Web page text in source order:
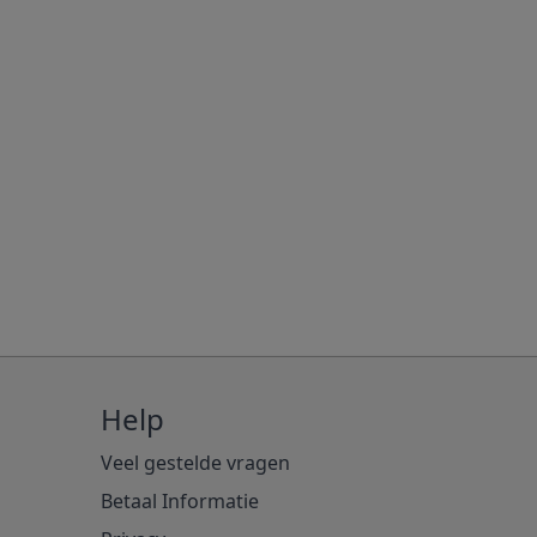
Help
Veel gestelde vragen
Betaal Informatie